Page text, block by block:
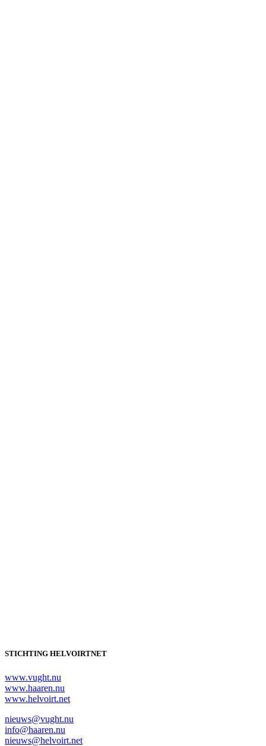
STICHTING HELVOIRTNET
www.vught.nu
www.haaren.nu
www.helvoirt.net
nieuws@vught.nu
info@haaren.nu
nieuws@helvoirt.net